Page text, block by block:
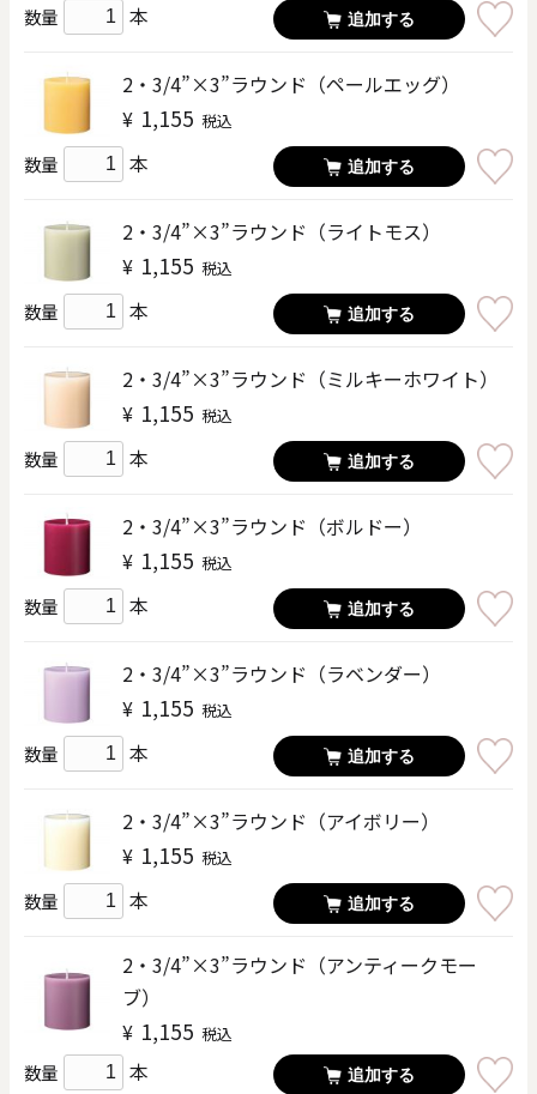
数量 本 追加する
2・3/4”×3”ラウンド（ペールエッグ）
¥ 1,155 税込
数量 本 追加する
2・3/4”×3”ラウンド（ライトモス）
¥ 1,155 税込
数量 本 追加する
2・3/4”×3”ラウンド（ミルキーホワイト）
¥ 1,155 税込
数量 本 追加する
2・3/4”×3”ラウンド（ボルドー）
¥ 1,155 税込
数量 本 追加する
2・3/4”×3”ラウンド（ラベンダー）
¥ 1,155 税込
数量 本 追加する
2・3/4”×3”ラウンド（アイボリー）
¥ 1,155 税込
数量 本 追加する
2・3/4”×3”ラウンド（アンティークモー
ブ）
¥ 1,155 税込
数量 本 追加する